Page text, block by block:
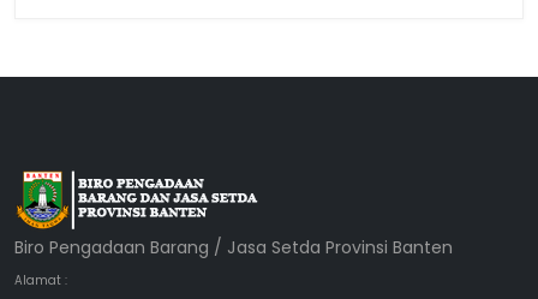
Biro Pengadaan Barang / Jasa Setda Provinsi Banten
Alamat :